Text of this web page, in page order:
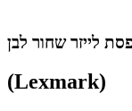
(Lexmark)